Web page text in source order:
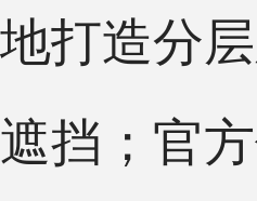
造分层
挡；官